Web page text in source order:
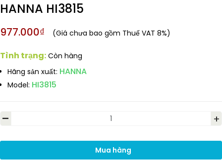
HANNA HI3815
977.000₫ (Giá chưa bao gồm Thuế VAT 8%)
Tình trạng: Còn hàng
Hãng sản xuất: HANNA
Model: HI3815
- +
Mua hàng